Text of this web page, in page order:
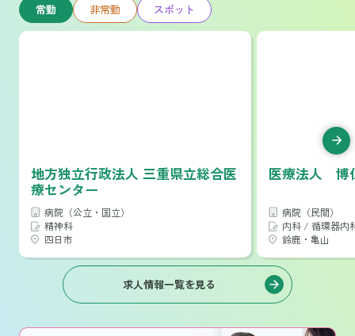
常勤 非常勤 スポット
地方独立行政法人 三重県立総合医
療センター
病院（公立・国立）
精神科
四日市
医療法人 博
病院（民間）
内科 / 循環器内科 / 消化器内科 / 呼吸器
鈴鹿・亀山
求人情報一覧を見る